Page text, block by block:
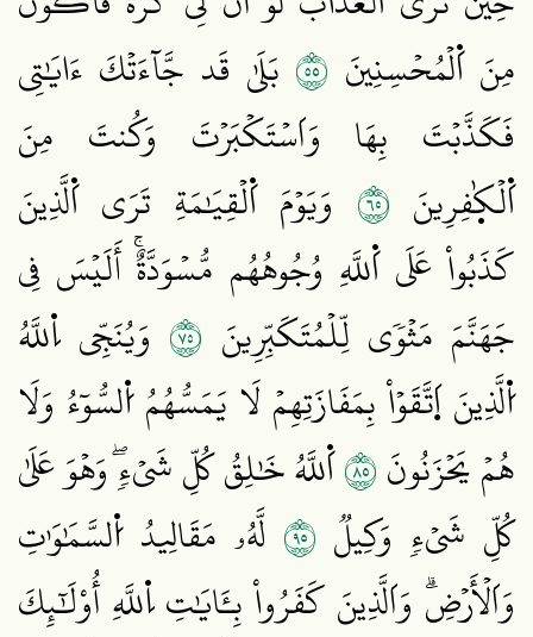
مِنَ اَ۬لۡمُحۡسِنِينَ ٥٥ بَلَىٰ قَد جَّآءَتۡكَ ءَايَٰتِي
فَكَذَّبۡتَ بِهَا وَاَسۡتَكۡبَرۡتَ وَكُنتَ مِنَ
اَ۬لۡكٰ۪فِرِينَ ٥٦ وَيَوۡمَ اَ۬لۡقِيَٰمَةِ تَرَى اَ۬لَّذِينَ
كَذَبُواْ عَلَى اَ۬للَّهِ وُجُوهُهُم مُّسۡوَدَّةٌۚ أَلَيۡسَ فِي
جَهَنَّمَ مَثۡوٗى لِّلۡمُتَكَبِّرِينَ ٥٧ وَيُنَجِّي اِ۬للَّهُ
اُ۬لَّذِينَ اَ۪تَّقَوۡاْ بِمَفَازَتِهِمۡ لَا يَمَسُّهُمُ اُ۬لسُّوٓءُ وَلَا
هُمۡ يَحۡزَنُونَ٥٨اَ۬للَّهُ خَٰلِقُ كُلِّ شَيۡءٖۖ وَهۡوَ عَلَىٰ
كُلِّ شَيۡءٖ وَكِيلٞ ٥٩ لَّهُۥ مَقَالِيدُ اُ۬لسَّمَٰوَٰتِ
وَاَلۡأَرۡضِۗ وَاَلَّذِينَ كَفَرُواْ بِـَٔايَٰتِ اِ۬للَّهِ أُوْلَٰٓئِكَ